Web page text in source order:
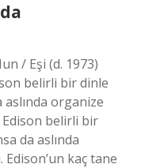
/ Eşi (d. 1973)
belirli bir dinle
aslında organize
belirli bir
da aslında
kaç tane